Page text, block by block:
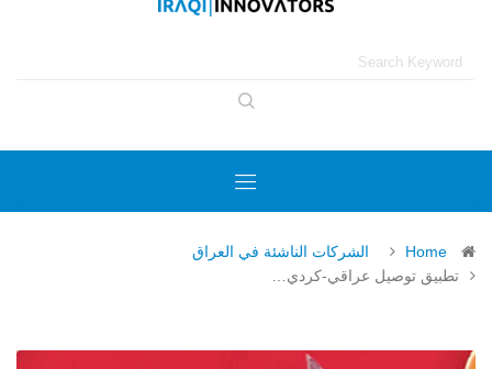
Home
الشركات الناشئة في العراق
تطبيق توصيل عراقي-كردي…